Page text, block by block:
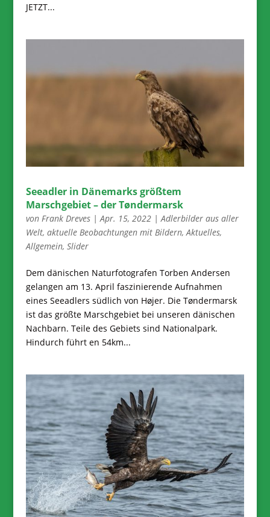
JETZT...
Seeadler in Dänemarks größtem
Marschgebiet – der Tøndermarsk
von Frank Dreves|Apr. 15, 2022|Adlerbilder aus aller
Welt, aktuelle Beobachtungen mit Bildern,Aktuelles,
Allgemein, Slider
Dem dänischen Naturfotografen Torben Andersen
gelangen am 13. April faszinierende Aufnahmen
eines Seeadlers südlich von Højer. Die Tøndermarsk
ist das größte Marschgebiet bei unseren dänischen
Nachbarn. Teile des Gebiets sind Nationalpark.
Hindurch führt en 54km...